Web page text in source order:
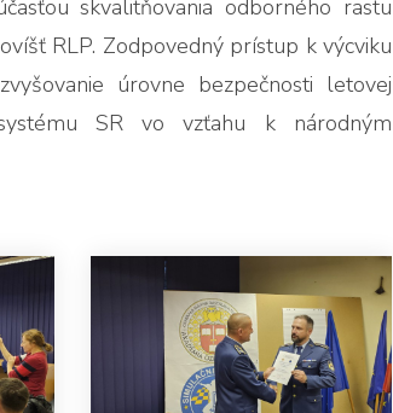
skvalitňovania odborného rastu
RLP. Zodpovedný prístup k výcviku
úrovne bezpečnosti letovej
SR vo vzťahu k národným